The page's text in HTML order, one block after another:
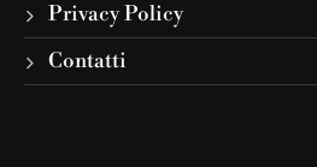
Privacy Policy
Contatti